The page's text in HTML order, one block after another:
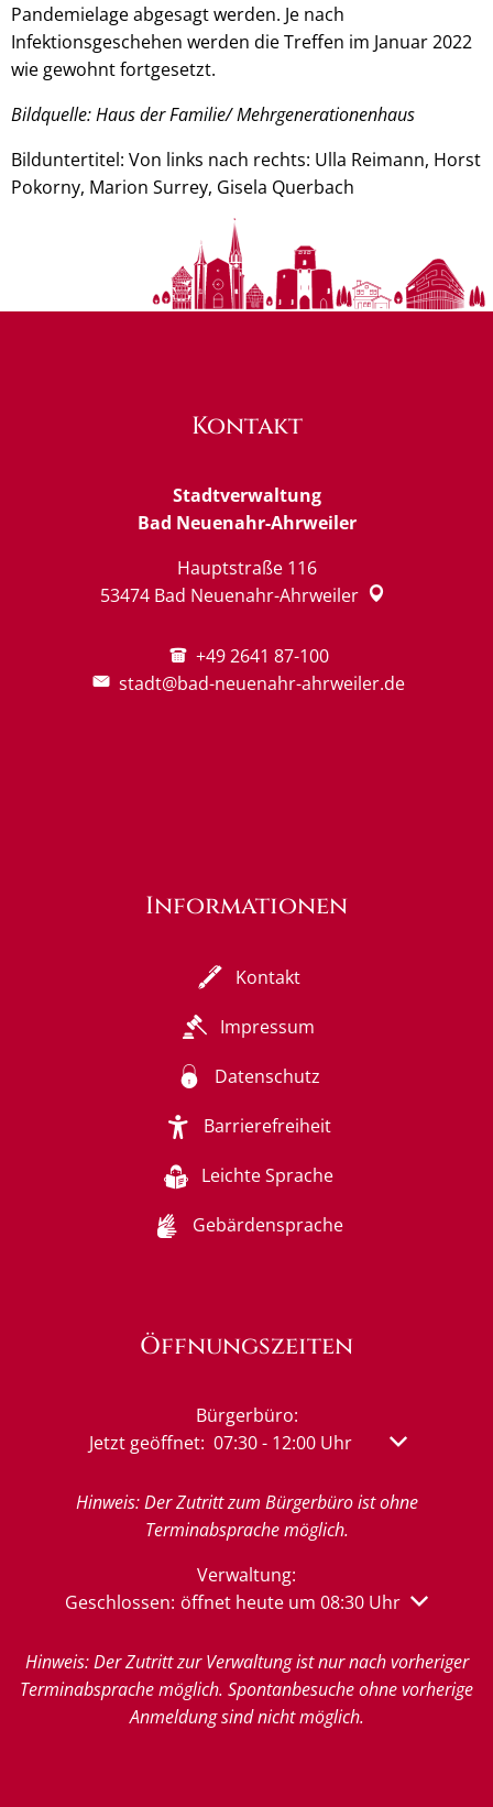
Pandemielage abgesagt werden. Je nach
Infektionsgeschehen werden die Treffen im Januar 2022
wie gewohnt fortgesetzt.
Bildquelle: Haus der Familie/ Mehrgenerationenhaus
Bilduntertitel: Von links nach rechts: Ulla Reimann, Horst
Pokorny, Marion Surrey, Gisela Querbach
Kontakt
Stadtverwaltung
Bad Neuenahr-Ahrweiler
Hauptstraße 116
53474 Bad Neuenahr-Ahrweiler
+49 2641 87-100
stadt@bad-neuenahr-ahrweiler.de
Informationen
Kontakt
Impressum
Datenschutz
Barrierefreiheit
Leichte Sprache
Gebärdensprache
Öffnungszeiten
Bürgerbüro:
Klicken, um weitere Öffnungs- oder
Jetzt geöffnet: 07:30- 12:00Uhr Von 07:30
Hinweis: Der Zutritt zum Bürgerbüro ist ohne
Terminabsprache möglich.
Verwaltung:
Klicken, um weitere Öffnungs- oder Schließzeiten
Geschlossen: öffnet heute um 08:30 Uhr
Hinweis: Der Zutritt zur Verwaltung ist nur nach vorheriger
Terminabsprache möglich. Spontanbesuche ohne vorherige
Anmeldung sind nicht möglich.